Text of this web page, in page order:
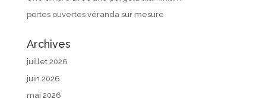
portes ouvertes véranda sur mesure
Archives
juillet 2026
juin 2026
mai 2026